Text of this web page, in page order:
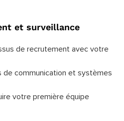
et surveillance
de recrutement avec votre
de communication et systèmes
votre première équipe